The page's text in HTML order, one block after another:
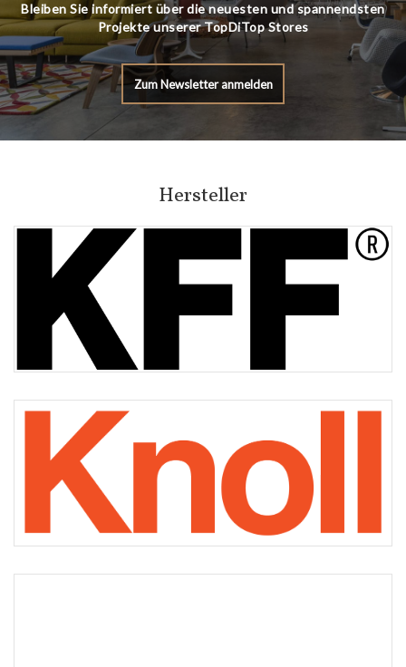
Bleiben Sie informiert über die neuesten und spannendsten
Projekte unserer TopDiTop Stores
Zum Newsletter anmelden
Hersteller